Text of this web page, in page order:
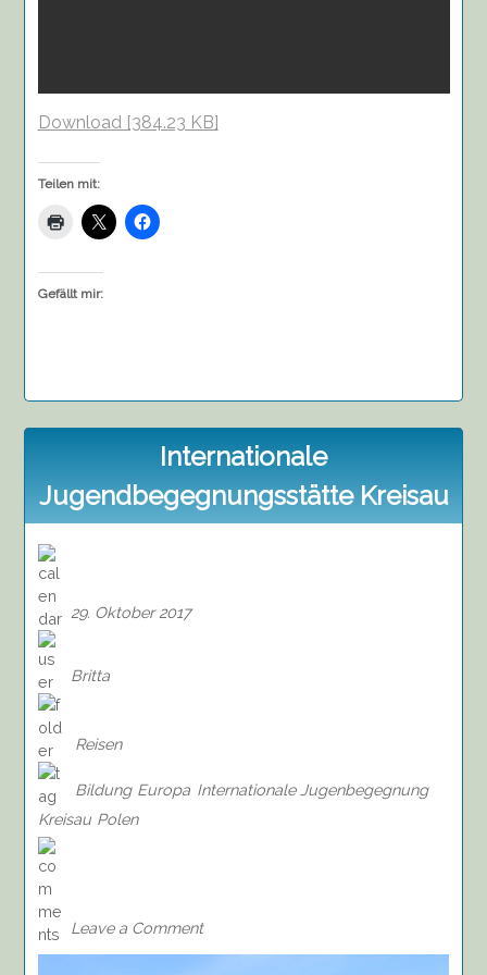
Download [384.23 KB]
Teilen mit:
Gefällt mir:
Internationale
Jugendbegegnungsstätte Kreisau
29. Oktober 2017
Britta
Reisen
Bildung Europa Internationale Jugenbegegnung
Kreisau Polen
Leave a Comment